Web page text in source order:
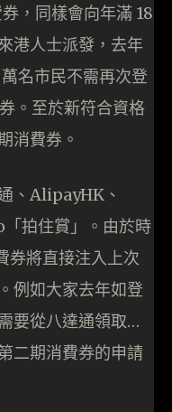
，同樣會向年滿 18
港人士派發，去年
名市民不需再次登
。至於新符合資格
消費券。
、AlipayHK、
拍住賞」。由於時
券將直接注入上次
例如大家去年如登
要從八達通領取…
二期消費券的申請